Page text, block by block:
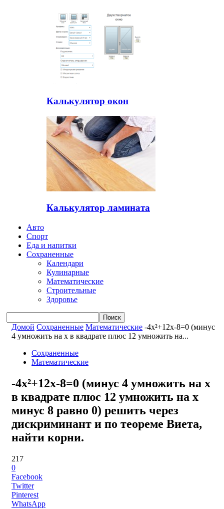
Калькулятор окон
Калькулятор ламината
Авто
Спорт
Еда и напитки
Сохраненные
Календари
Кулинарные
Математические
Строительные
Здоровье
Домой Сохраненные Математические -4x²+12x-8=0 (минус
4 умножить на x в квадрате плюс 12 умножить на...
Сохраненные
Математические
-4x²+12x-8=0 (минус 4 умножить на x
в квадрате плюс 12 умножить на x
минус 8 равно 0) решить через
дискриминант и по теореме Виета,
найти корни.
217
0
Facebook
Twitter
Pinterest
WhatsApp